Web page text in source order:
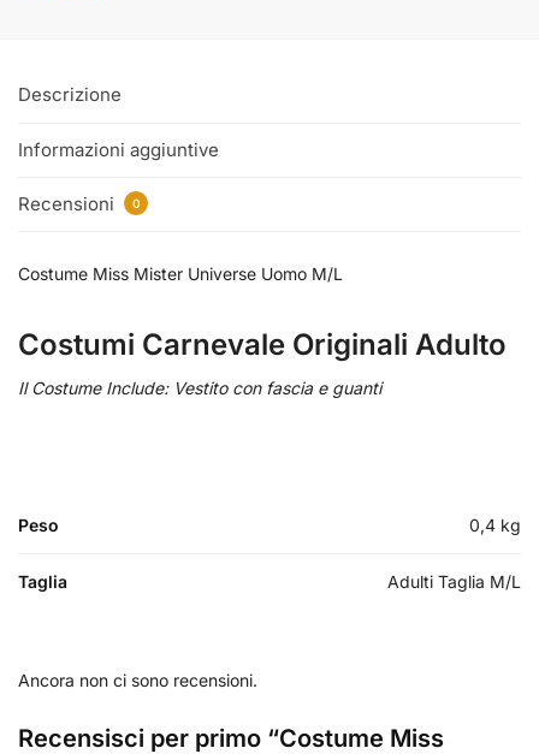
Descrizione
Informazioni aggiuntive
Recensioni 0
Costume Miss Mister Universe Uomo M/L
Costumi Carnevale Originali Adulto
Il Costume Include: Vestito con fascia e guanti
Peso 0,4 kg
Taglia Adulti Taglia M/L
Ancora non ci sono recensioni.
Recensisci per primo “Costume Miss